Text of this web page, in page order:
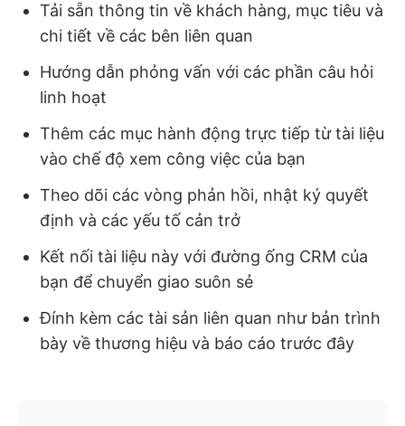
Tải sẵn thông tin về khách hàng, mục tiêu và
chi tiết về các bên liên quan
Hướng dẫn phỏng vấn với các phần câu hỏi
linh hoạt
Thêm các mục hành động trực tiếp từ tài liệu
vào chế độ xem công việc của bạn
Theo dõi các vòng phản hồi, nhật ký quyết
định và các yếu tố cản trở
Kết nối tài liệu này với đường ống CRM của
bạn để chuyển giao suôn sẻ
Đính kèm các tài sản liên quan như bản trình
bày về thương hiệu và báo cáo trước đây